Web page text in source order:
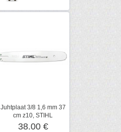
Juhtplaat 3/8 1,6 mm 37
cm z10, STIHL
38.00 €